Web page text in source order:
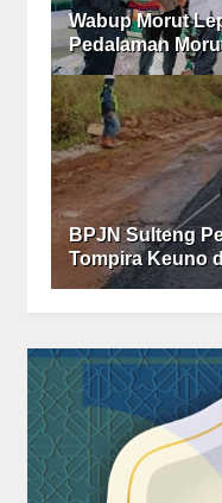
Wabup Morut
Pedalaman
BPJN Sulteng
Tompira Keuno